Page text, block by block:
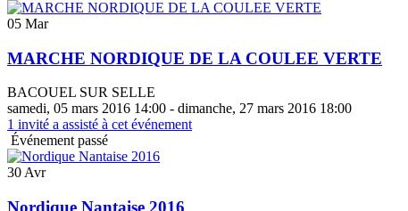
05 Mar
MARCHE NORDIQUE DE LA COULEE VERTE
BACOUEL SUR SELLE
samedi, 05 mars 2016 14:00 - dimanche, 27 mars 2016 18:00
1 invité a assisté à cet événement
Événement passé
30 Avr
Nordique Nantaise 2016